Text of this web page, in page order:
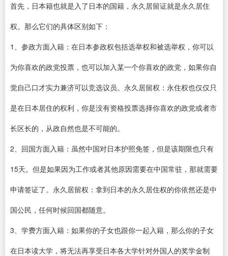
首先，日本籍也就是入了日本的国籍，永久居留证就是永久居住
权。那么它们的具体区别如下：
1、参政方面入籍：在日本参政权包括选举权和被选举权，你可以
为你喜欢的政党投票，也可以加入某一个你喜欢的政党，如果你自
觉自己口才实力兼济可以竞选议员。永久居留权：永住权也仅仅只
是在日本居住的权利，你是没有资格投票选择你喜欢的政党或者市
长区长的，从政自然也是不可能的。
2、回国方面入籍：虽然中国对日本护照免签，但是该期限也只有
15天。但是如果因为工作或者其他原因需要在中国常驻，那就需要
申请签证了。永久居留权：拿到日本的永久居住权的你依然还是中
国公民，任何时候回国都随意。
3、学费方面入籍：如果你的子女也跟你一起入籍，那么你的子女
在日本读大学，将无法再享受日本各大学针对外国人的奖学金制